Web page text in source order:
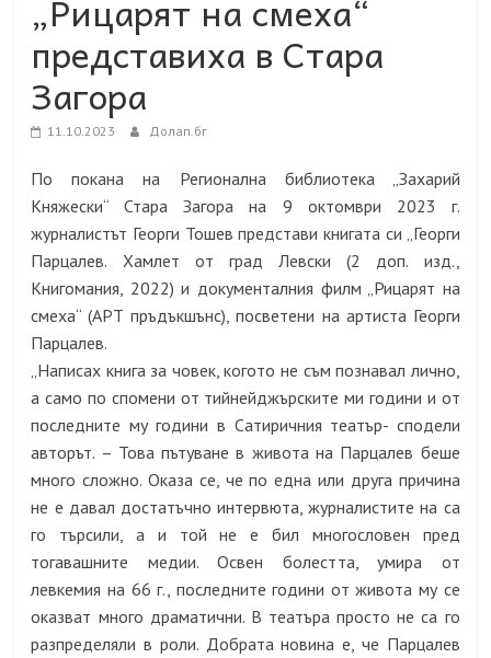
„Рицарят на смеха“
представиха в Стара
Загора
11.10.2023 Долап.бг
По покана на Регионална библиотека „Захарий
Княжески“ Стара Загора на 9 октомври 2023 г.
журналистът Георги Тошев представи книгата си „Георги
Парцалев. Хамлет от град Левски(2 доп. изд.,
Книгомания, 2022) и документалния филм „Рицарят на
смеха“ (АРТ пръдъкшънс), посветени на артиста Георги
Парцалев.
„Написах книга за човек, когото не съм познавал лично,
а само по спомени от тийнейджърските ми години и от
последните му години в Сатиричния театър- сподели
авторът. – Това пътуване в живота на Парцалев беше
много сложно. Оказа се, че по една или друга причина
не е давал достатъчно интервюта, журналистите на са
го търсили, а и той не е бил многословен пред
тогавашните медии. Освен болестта, умира от
левкемия на 66 г., последните години от живота му се
оказват много драматични. В театъра просто не са го
разпределяли в роли. Добрата новина е, че Парцалев